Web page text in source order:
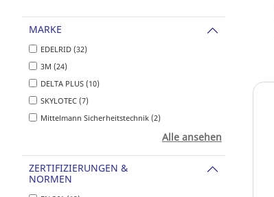
MARKE
EDELRID (32)
3M (24)
DELTA PLUS (10)
SKYLOTEC (7)
Mittelmann Sicherheitstechnik (2)
Alle ansehen
ZERTIFIZIERUNGEN &
NORMEN